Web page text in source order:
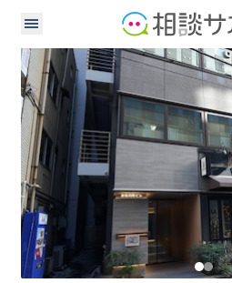
公認会計士 税理士